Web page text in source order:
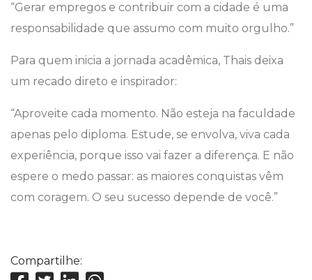
“Gerar empregos e contribuir com a cidade é uma
responsabilidade que assumo com muito orgulho.”
Para quem inicia a jornada acadêmica, Thais deixa
um recado direto e inspirador:
“Aproveite cada momento. Não esteja na faculdade
apenas pelo diploma. Estude, se envolva, viva cada
experiência, porque isso vai fazer a diferença. E não
espere o medo passar: as maiores conquistas vêm
com coragem. O seu sucesso depende de você.”
Compartilhe: